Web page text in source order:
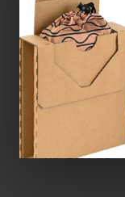
Souhlasím se
nařízení GDPR